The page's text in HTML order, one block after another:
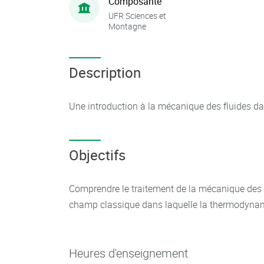
UFR Sciences et
Montagne
Description
Une introduction à la mécanique des fluides
Objectifs
Comprendre le traitement de la mécanique
champ classique dans laquelle la
Heures d'enseignement